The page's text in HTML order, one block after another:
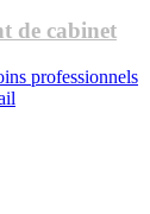
de cabinet
professionnels